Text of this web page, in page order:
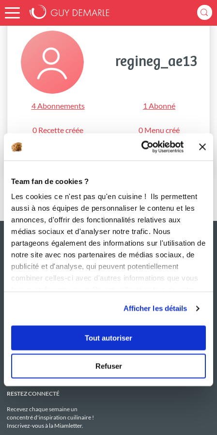
Team fan de cookies ?
Les cookies ce n'est pas qu'en cuisine ! Ils permettent
aussi à nos équipes de personnaliser le contenu et les
annonces, d'offrir des fonctionnalités relatives aux
médias sociaux et d'analyser notre trafic. Nous
partageons également des informations sur l'utilisation de
notre site avec nos partenaires de médias sociaux, de
publicité et d'analyse, qui peuvent potentiellement
combiner celles-ci avec d'autres informations que vous
Afficher les détails
Tout autoriser
Refuser
Accueil regineg_ae13
regineg_ae13
4 Abonnements 1 Abonné
0 Recette créée 0 Menu créé
Le Mag'
Boutique
C.G.U
Politique de confidentialité
Utilisation des Cookies
RESTEZ CONNECTÉ
Recevez chaque semaine un
concentré d'inspiration cuilinaire !
Inscrivez-vous à la Miamletter.